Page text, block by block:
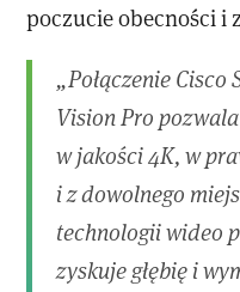
poczucie obecności i
„Połączenie
Vision Pro
w jakości 4K, w
i z dowolnego
technologii wideo
zyskuje głębię i